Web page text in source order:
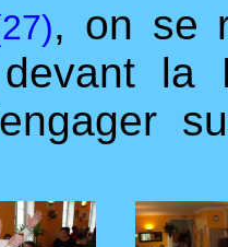
, on se
devant la